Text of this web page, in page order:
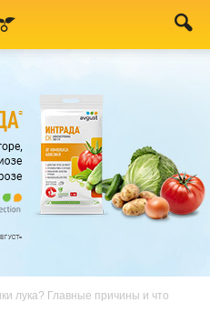
лука? Главные причины и что